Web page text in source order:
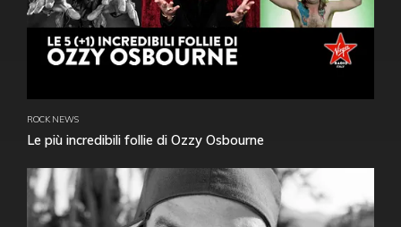
ROCK NEWS
Le più incredibili follie di Ozzy Osbourne